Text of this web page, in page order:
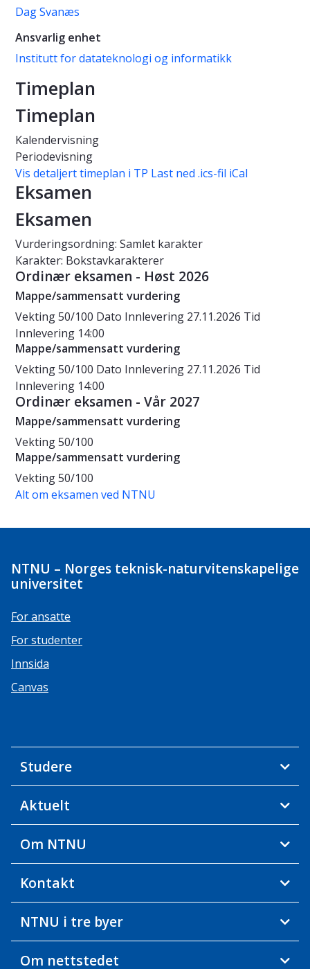
Dag Svanæs
Ansvarlig enhet
Institutt for datateknologi og informatikk
Timeplan
Timeplan
Kalendervisning
Periodevisning
Vis detaljert timeplan i TP Last ned .ics-fil iCal
Eksamen
Eksamen
Vurderingsordning: Samlet karakter
Karakter: Bokstavkarakterer
Ordinær eksamen - Høst 2026
Mappe/sammensatt vurdering
Vekting50/100 Dato Innlevering 27.11.2026 Tid
Innlevering 14:00
Mappe/sammensatt vurdering
Vekting50/100 Dato Innlevering 27.11.2026 Tid
Innlevering 14:00
Ordinær eksamen - Vår 2027
Mappe/sammensatt vurdering
Vekting50/100
Mappe/sammensatt vurdering
Vekting50/100
Alt om eksamen ved NTNU
NTNU – Norges teknisk-naturvitenskapelige
universitet
For ansatte
For studenter
Innsida
Canvas
Studere
Aktuelt
Om NTNU
Kontakt
NTNU i tre byer
Om nettstedet